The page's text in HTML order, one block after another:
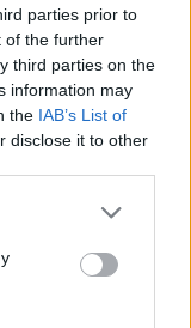
parties prior to
of the further
third parties on the
information may
the IAB’s List of
disclose it to other
του έτους